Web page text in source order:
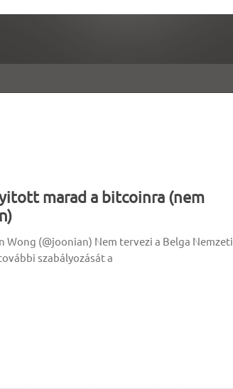
marad a bitcoinra (nem
Wong (@joonian) Nem tervezi a Belga Nemzeti
szabályozását a